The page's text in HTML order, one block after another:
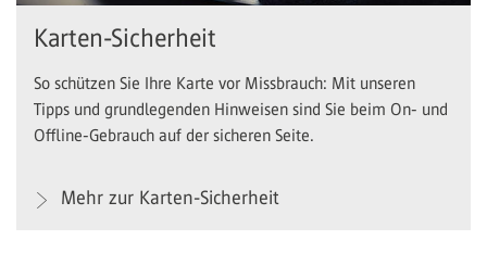
Karten-Sicherheit
So schützen Sie Ihre Karte vor Missbrauch: Mit unseren
Tipps und grundlegenden Hinweisen sind Sie beim On- und
Offline-Gebrauch auf der sicheren Seite.
Mehr zur Karten-Sicherheit